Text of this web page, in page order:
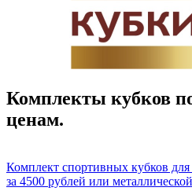
Комплекты кубков
ценам.
Комплект спортивных кубков
за 4500 рублей или